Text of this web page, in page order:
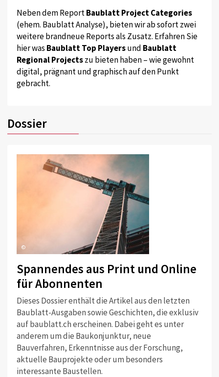
Neben dem ReportBaublatt Project Categories
(ehem. Baublatt Analyse), bieten wir ab sofort zwei
weitere brandneue Reports als Zusatz. Erfahren Sie
hier was Baublatt Top Playersund Baublatt
Regional Projectszu bieten haben – wie gewohnt
digital, prägnant und graphisch auf den Punkt
gebracht.
Dossier
©
Spannendes aus Print und Online
für Abonnenten
Dieses Dossier enthält die Artikel aus den letzten
Baublatt-Ausgaben sowie Geschichten, die exklusiv
auf baublatt.ch erscheinen. Dabei geht es unter
anderem um die Baukonjunktur, neue
Bauverfahren, Erkenntnisse aus der Forschung,
aktuelle Bauprojekte oder um besonders
interessante Baustellen.